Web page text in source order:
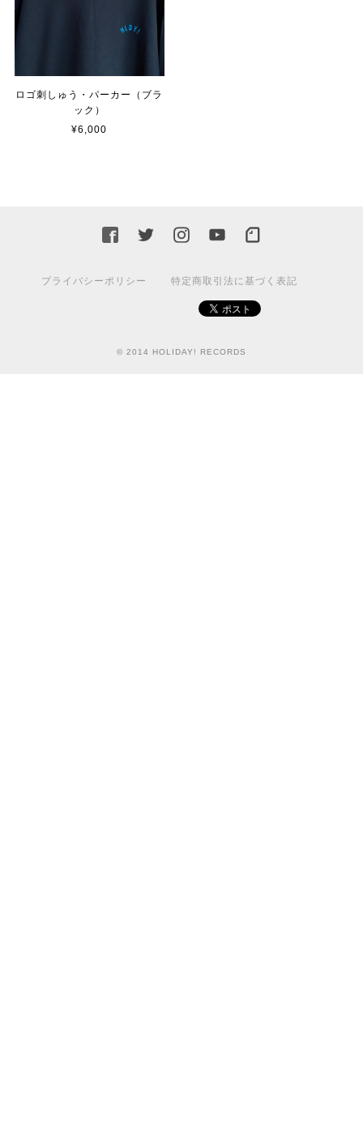
ロゴ刺しゅう・パーカー（ブラ
ック）
¥6,000
プライバシーポリシー 特定商取引法に基づく表記
© 2014 HOLIDAY! RECORDS